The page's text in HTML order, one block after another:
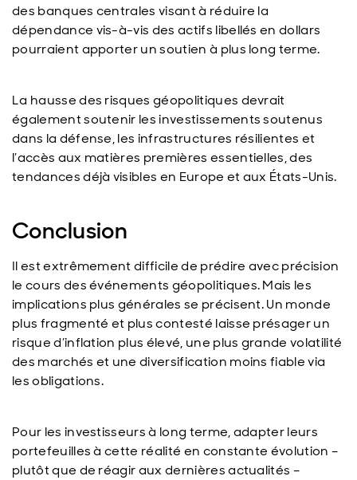
des banques centrales visant à réduire la
dépendance vis-à-vis des actifs libellés en dollars
pourraient apporter un soutien à plus long terme.
La hausse des risques géopolitiques devrait
également soutenir les investissements soutenus
dans la défense, les infrastructures résilientes et
l’accès aux matières premières essentielles, des
tendances déjà visibles en Europe et aux États-Unis.
Conclusion
Il est extrêmement difficile de prédire avec précision
le cours des événements géopolitiques. Mais les
implications plus générales se précisent. Un monde
plus fragmenté et plus contesté laisse présager un
risque d’inflation plus élevé, une plus grande volatilité
des marchés et une diversification moins fiable via
les obligations.
Pour les investisseurs à long terme, adapter leurs
portefeuilles à cette réalité en constante évolution –
plutôt que de réagir aux dernières actualités –